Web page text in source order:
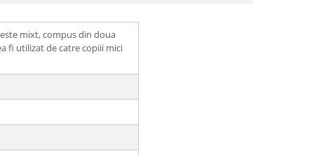
mixt, compus din doua
fi utilizat de catre copiii mici